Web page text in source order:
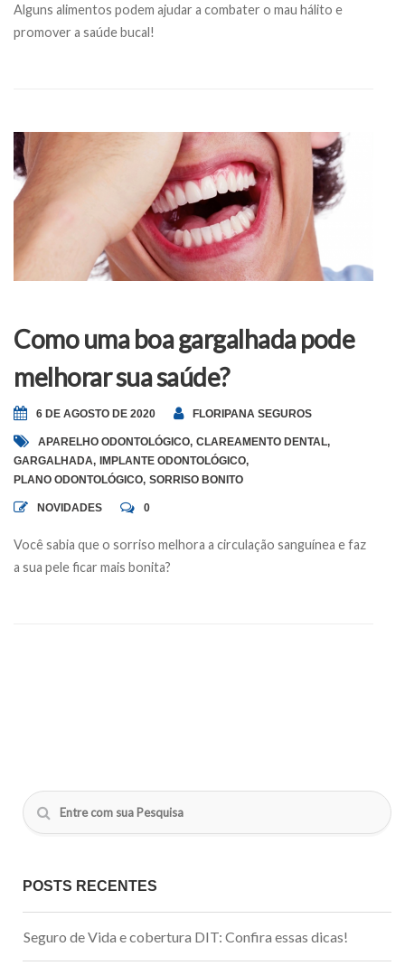
Alguns alimentos podem ajudar a combater o mau hálito e
promover a saúde bucal!
Como uma boa gargalhada pode
melhorar sua saúde?
6 DE AGOSTO DE 2020 FLORIPANA SEGUROS
APARELHO ODONTOLÓGICO, CLAREAMENTO DENTAL,
GARGALHADA, IMPLANTE ODONTOLÓGICO,
PLANO ODONTOLÓGICO, SORRISO BONITO
NOVIDADES 0
Você sabia que o sorriso melhora a circulação sanguínea e faz
a sua pele ficar mais bonita?
POSTS RECENTES
Seguro de Vida e cobertura DIT: Confira essas dicas!